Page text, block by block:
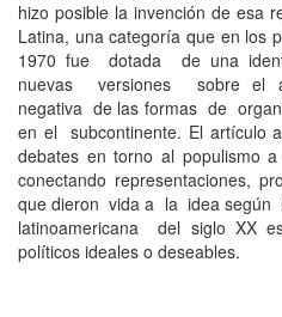
hizo posible la invención de esa
Latina, una categoría que en los
1970 fue dotada de una
nuevas versiones sobre el
negativa de las formas de
en el subcontinente. El artículo
debates en torno al populismo
conectando representaciones,
que dieron vida a la idea según
latinoamericana del siglo XX
políticos ideales o deseables.